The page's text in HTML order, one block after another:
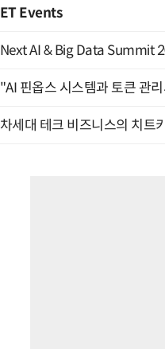
ET Events
Next AI & Big Data Summit
"AI 핀옵스 시스템과 토큰 관
차세대 테크 비즈니스의 치트